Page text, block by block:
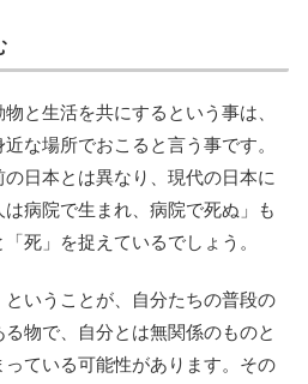
と生活を共にするという事は、
な場所でおこると言う事です。
日本とは異なり、現代の日本に
病院で生まれ、病院で死ぬ」も
死」を捉えているでしょう。
いうことが、自分たちの普段の
物で、自分とは無関係のものと
ている可能性があります。その